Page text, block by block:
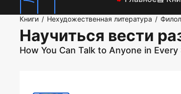
Книги / Нехудожественная литература /
Научиться вести
How You Can Talk to Anyone in